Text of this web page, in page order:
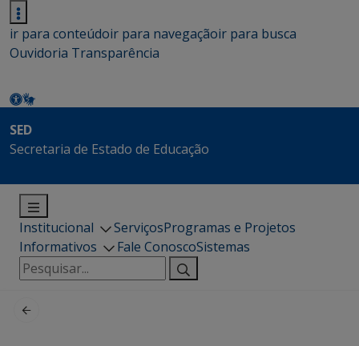
ir para conteúdoir para navegaçãoir para busca
Ouvidoria Transparência
SED
Secretaria de Estado de Educação
Institucional ServiçosProgramas e Projetos
Informativos
Fale ConoscoSistemas
Pesquisar
por: